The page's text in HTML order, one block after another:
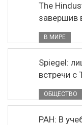
The
завершив
В МИРЕ
Spiegel:
встречи
ОБЩЕСТВО
РАН: В